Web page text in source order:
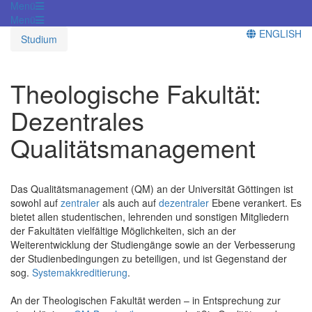
Menü
Menü
Studium
ENGLISH
Theologische Fakultät:
Dezentrales
Qualitätsmanagement
Das Qualitätsmanagement (QM) an der Universität Göttingen ist
sowohl auf zentraler als auch auf dezentraler Ebene verankert. Es
bietet allen studentischen, lehrenden und sonstigen Mitgliedern
der Fakultäten vielfältige Möglichkeiten, sich an der
Weiterentwicklung der Studiengänge sowie an der Verbesserung
der Studienbedingungen zu beteiligen, und ist Gegenstand der
sog. Systemakkreditierung.
An der Theologischen Fakultät werden – in Entsprechung zur